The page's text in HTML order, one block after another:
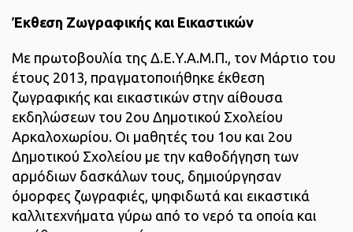
Έκθεση Ζωγραφικής και Εικαστικών
Με πρωτοβουλία της Δ.Ε.Υ.Α.Μ.Π., τον Μάρτιο του
έτους 2013, πραγματοποιήθηκε έκθεση
ζωγραφικής και εικαστικών στην αίθουσα
εκδηλώσεων του 2ου Δημοτικού Σχολείου
Αρκαλοχωρίου. Οι μαθητές του 1ου και 2ου
Δημοτικού Σχολείου με την καθοδήγηση των
αρμόδιων δασκάλων τους, δημιούργησαν
όμορφες ζωγραφιές, ψηφιδωτά και εικαστικά
καλλιτεχνήματα γύρω από το νερό τα οποία και